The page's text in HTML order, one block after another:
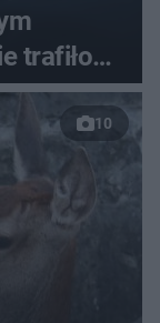
trafiło
10